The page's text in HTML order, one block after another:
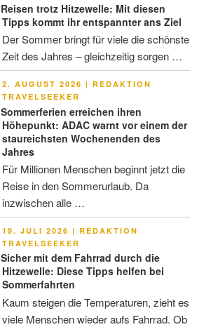
Reisen trotz Hitzewelle: Mit diesen
Tipps kommt ihr entspannter ans Ziel
Der Sommer bringt für viele die schönste
Zeit des Jahres – gleichzeitig sorgen …
VERÖFFENTLICHT
AM
2. AUGUST 2026 | REDAKTION
TRAVELSEEKER
Sommerferien erreichen ihren
Höhepunkt: ADAC warnt vor einem der
staureichsten Wochenenden des
Jahres
Für Millionen Menschen beginnt jetzt die
Reise in den Sommerurlaub. Da
inzwischen alle …
VERÖFFENTLICHT
AM
19. JULI 2026 | REDAKTION
TRAVELSEEKER
Sicher mit dem Fahrrad durch die
Hitzewelle: Diese Tipps helfen bei
Sommerfahrten
Kaum steigen die Temperaturen, zieht es
viele Menschen wieder aufs Fahrrad. Ob